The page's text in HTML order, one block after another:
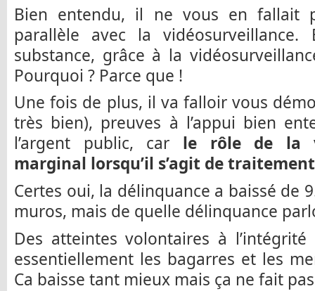
Bien entendu, il ne vous en fallait
parallèle avec la
substance, grâce à la
Pourquoi ? Parce que !
Une fois de plus, il va falloir vous
très bien), preuves à l’appui bien
l’argent public, car le rôle de la
marginal lorsqu’il s’agit de
Certes oui, la délinquance a baissé de
muros, mais de quelle délinquance
Des atteintes volontaires à
essentiellement les bagarres et les
Ca baisse tant mieux mais ça ne fait